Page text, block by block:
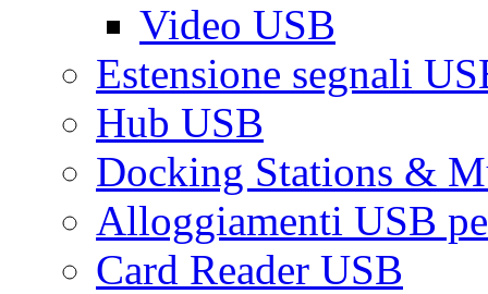
Video USB
Estensione segnali
Hub USB
Docking Stations &
Alloggiamenti USB
Card Reader USB